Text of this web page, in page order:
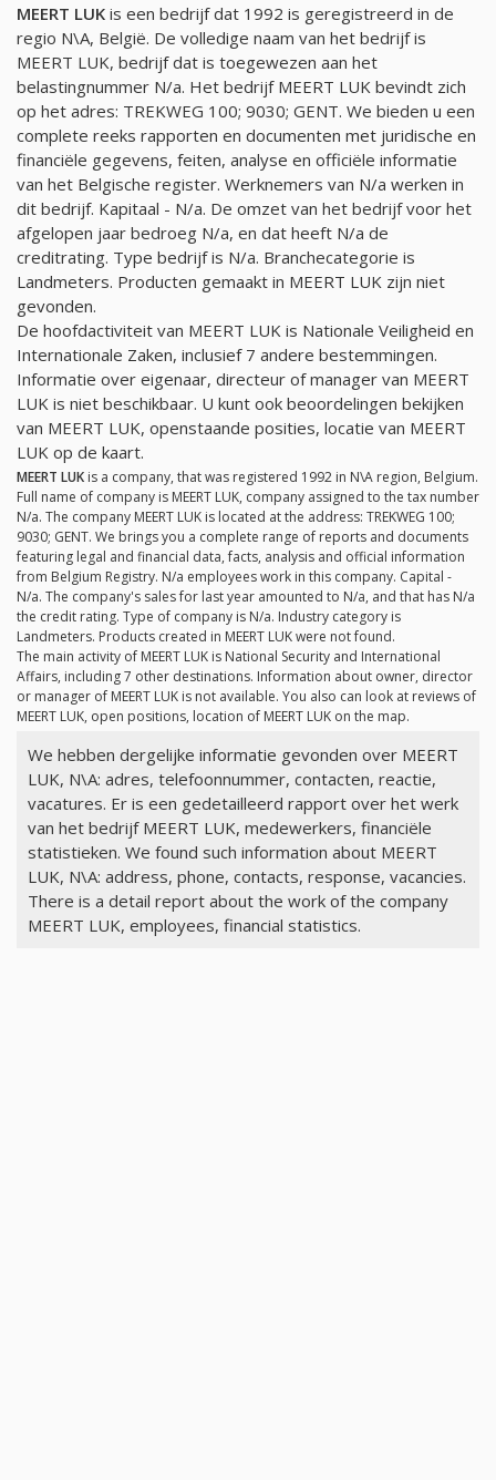
MEERT LUK is een bedrijf dat 1992 is geregistreerd in de
regio N\A, België. De volledige naam van het bedrijf is
MEERT LUK, bedrijf dat is toegewezen aan het
belastingnummer N/a. Het bedrijf MEERT LUK bevindt zich
op het adres: TREKWEG 100; 9030; GENT. We bieden u een
complete reeks rapporten en documenten met juridische en
financiële gegevens, feiten, analyse en officiële informatie
van het Belgische register. Werknemers van N/a werken in
dit bedrijf. Kapitaal - N/a. De omzet van het bedrijf voor het
afgelopen jaar bedroeg N/a, en dat heeft N/a de
creditrating. Type bedrijf is N/a. Branchecategorie is
Landmeters. Producten gemaakt in MEERT LUK zijn niet
gevonden.
De hoofdactiviteit van MEERT LUK is Nationale Veiligheid en
Internationale Zaken, inclusief 7 andere bestemmingen.
Informatie over eigenaar, directeur of manager van MEERT
LUK is niet beschikbaar. U kunt ook beoordelingen bekijken
van MEERT LUK, openstaande posities, locatie van MEERT
LUK op de kaart.
MEERT LUK is a company, that was registered 1992 in N\A region, Belgium.
Full name of company is MEERT LUK, company assigned to the tax number
N/a. The company MEERT LUK is located at the address: TREKWEG 100;
9030; GENT. We brings you a complete range of reports and documents
featuring legal and financial data, facts, analysis and official information
from Belgium Registry. N/a employees work in this company. Capital -
N/a. The company's sales for last year amounted to N/a, and that has N/a
the credit rating. Type of company is N/a. Industry category is
Landmeters. Products created in MEERT LUK were not found.
The main activity of MEERT LUK is National Security and International
Affairs, including 7 other destinations. Information about owner, director
or manager of MEERT LUK is not available. You also can look at reviews of
MEERT LUK, open positions, location of MEERT LUK on the map.
We hebben dergelijke informatie gevonden over MEERT
LUK, N\A: adres, telefoonnummer, contacten, reactie,
vacatures. Er is een gedetailleerd rapport over het werk
van het bedrijf MEERT LUK, medewerkers, financiële
statistieken. We found such information about MEERT
LUK, N\A: address, phone, contacts, response, vacancies.
There is a detail report about the work of the company
MEERT LUK, employees, financial statistics.